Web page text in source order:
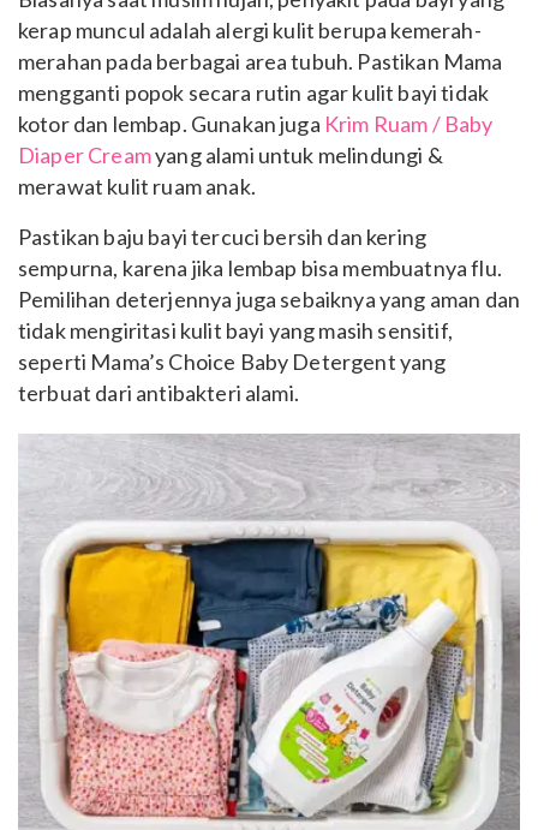
kerap muncul adalah alergi kulit berupa kemerah-
merahan pada berbagai area tubuh. Pastikan Mama
mengganti popok secara rutin agar kulit bayi tidak
kotor dan lembap. Gunakan juga Krim Ruam / Baby
Diaper Creamyang alami untuk melindungi &
merawat kulit ruam anak.
Pastikan baju bayi tercuci bersih dan kering
sempurna, karena jika lembap bisa membuatnya flu.
Pemilihan deterjennya juga sebaiknya yang aman dan
tidak mengiritasi kulit bayi yang masih sensitif,
seperti Mama’s Choice Baby Detergent yang
terbuat dari antibakteri alami.